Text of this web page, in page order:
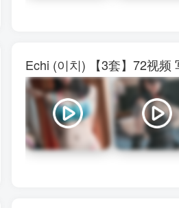
Echi (이치) 【3套】72视频